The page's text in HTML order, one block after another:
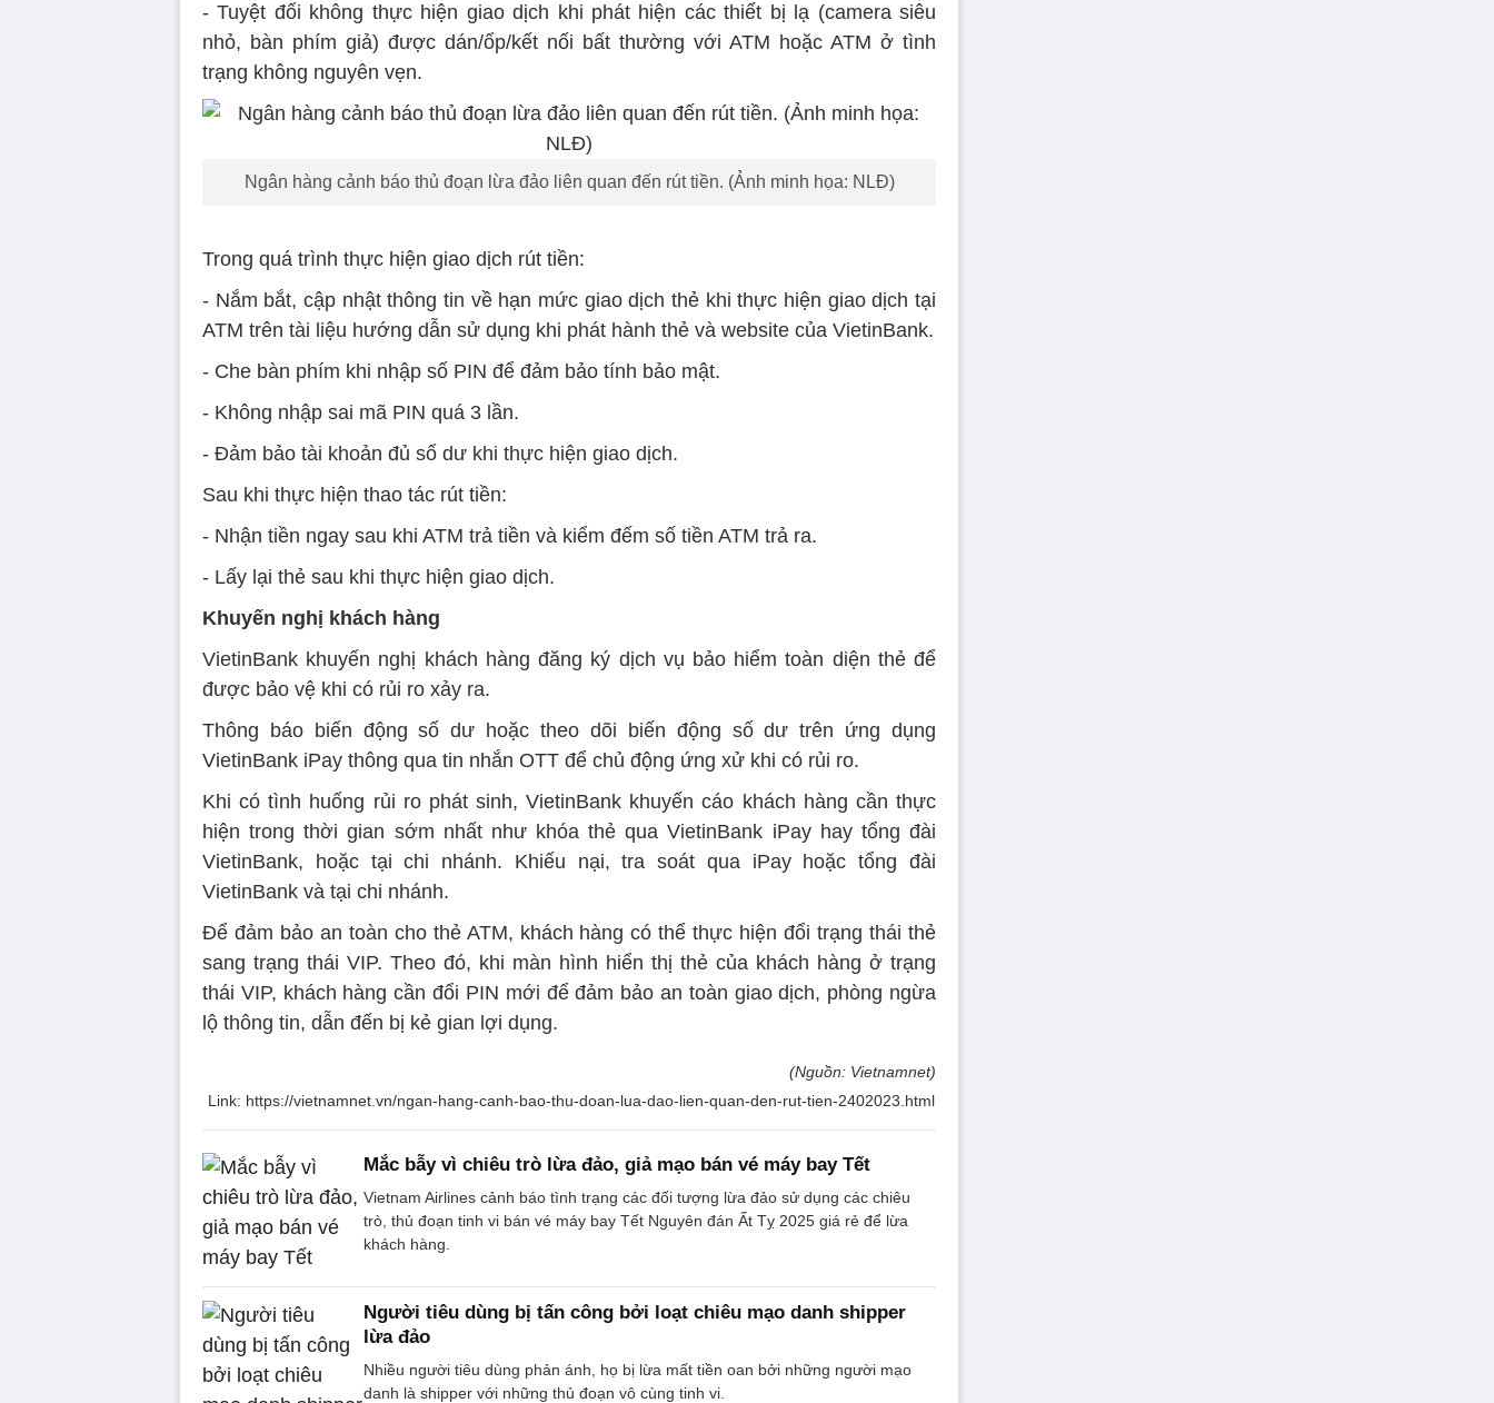
- Tuyệt đối không thực hiện giao dịch khi phát hiện các thiết bị lạ (camera siêu
nhỏ, bàn phím giả) được dán/ốp/kết nối bất thường với ATM hoặc ATM ở tình
trạng không nguyên vẹn.
Ngân hàng cảnh báo thủ đoạn lừa đảo liên quan đến rút tiền. (Ảnh minh họa: NLĐ)
Trong quá trình thực hiện giao dịch rút tiền:
- Nắm bắt, cập nhật thông tin về hạn mức giao dịch thẻ khi thực hiện giao dịch tại
ATM trên tài liệu hướng dẫn sử dụng khi phát hành thẻ và website của VietinBank.
- Che bàn phím khi nhập số PIN để đảm bảo tính bảo mật.
- Không nhập sai mã PIN quá 3 lần.
- Đảm bảo tài khoản đủ số dư khi thực hiện giao dịch.
Sau khi thực hiện thao tác rút tiền:
- Nhận tiền ngay sau khi ATM trả tiền và kiểm đếm số tiền ATM trả ra.
- Lấy lại thẻ sau khi thực hiện giao dịch.
Khuyến nghị khách hàng
VietinBank khuyến nghị khách hàng đăng ký dịch vụ bảo hiểm toàn diện thẻ để
được bảo vệ khi có rủi ro xảy ra.
Thông báo biến động số dư hoặc theo dõi biến động số dư trên ứng dụng
VietinBank iPay thông qua tin nhắn OTT để chủ động ứng xử khi có rủi ro.
Khi có tình huống rủi ro phát sinh, VietinBank khuyến cáo khách hàng cần thực
hiện trong thời gian sớm nhất như khóa thẻ qua VietinBank iPay hay tổng đài
VietinBank, hoặc tại chi nhánh. Khiếu nại, tra soát qua iPay hoặc tổng đài
VietinBank và tại chi nhánh.
Để đảm bảo an toàn cho thẻ ATM, khách hàng có thể thực hiện đổi trạng thái thẻ
sang trạng thái VIP. Theo đó, khi màn hình hiển thị thẻ của khách hàng ở trạng
thái VIP, khách hàng cần đổi PIN mới để đảm bảo an toàn giao dịch, phòng ngừa
lộ thông tin, dẫn đến bị kẻ gian lợi dụng.
(Nguồn: Vietnamnet)
Link: https://vietnamnet.vn/ngan-hang-canh-bao-thu-doan-lua-dao-lien-quan-den-rut-tien-2402023.html
Mắc bẫy vì chiêu trò lừa đảo, giả mạo bán vé máy bay Tết
Vietnam Airlines cảnh báo tình trạng các đối tượng lừa đảo sử dụng các chiêu
trò, thủ đoạn tinh vi bán vé máy bay Tết Nguyên đán Ất Tỵ 2025 giá rẻ để lừa
khách hàng.
Người tiêu dùng bị tấn công bởi loạt chiêu mạo danh shipper
lừa đảo
Nhiều người tiêu dùng phản ánh, họ bị lừa mất tiền oan bởi những người mạo
danh là shipper với những thủ đoạn vô cùng tinh vi.